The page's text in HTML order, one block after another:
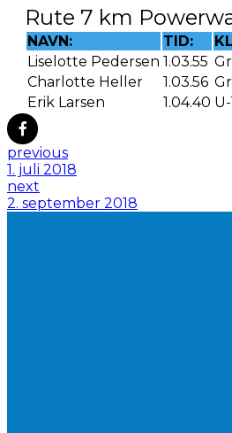
Rute 7 km
NAVN: TID:
Liselotte Pedersen 1.03.55
Charlotte Heller
1.03.56
Erik Larsen
1.04.40
previous
1. juli 2018
next
2. september 2018